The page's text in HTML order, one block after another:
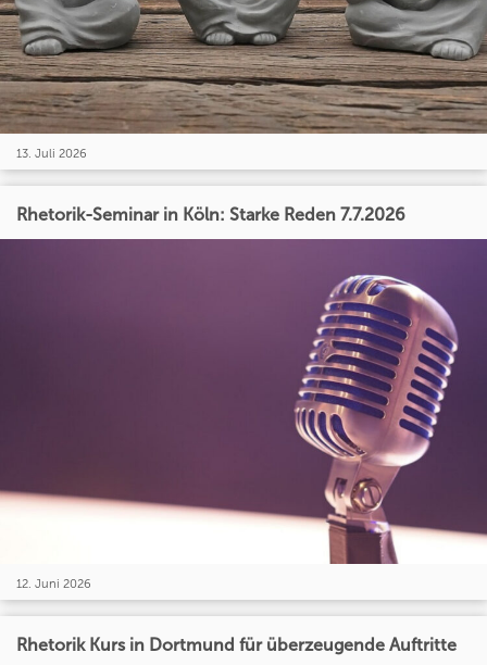
13. Juli 2026
Rhetorik-Seminar in Köln: Starke Reden 7.7.2026
12. Juni 2026
Rhetorik Kurs in Dortmund für überzeugende Auftritte